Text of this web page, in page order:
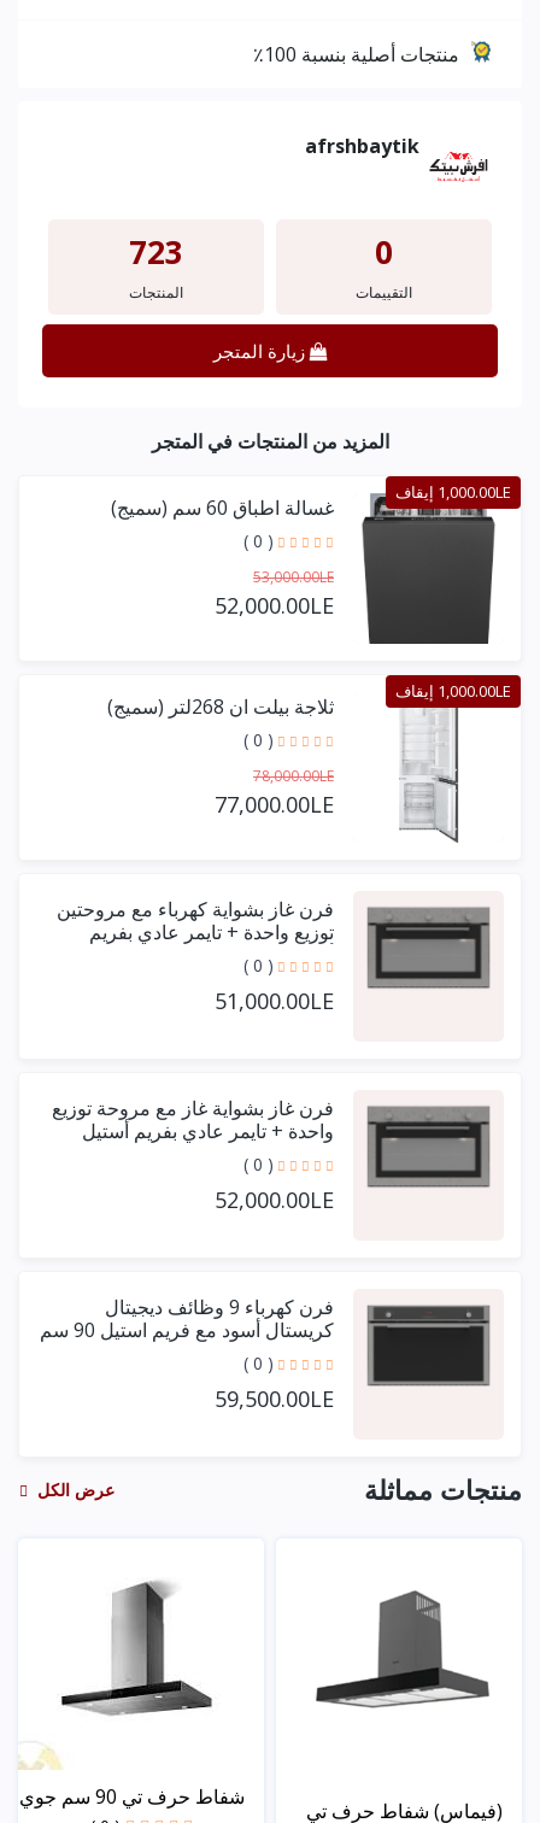
منتجات أصلية بنسبة 100٪
afrshbaytik
0
التقييمات
723
المنتجات
زيارة المتجر
المزيد من المنتجات في المتجر
1,000.00LE إيقاف
غسالة اطباق 60 سم (سميج)
( 0 )
53,000.00LE
52,000.00LE
1,000.00LE إيقاف
ثلاجة بيلت ان 268لتر (سميج)
( 0 )
78,000.00LE
77,000.00LE
فرن غاز بشواية كهرباء مع مروحتين
توزيع واحدة + تايمر عادي بفريم
أستيل حرف يو 90 سم
( 0 )
51,000.00LE
فرن غاز بشواية غاز مع مروحة توزيع
واحدة + تايمر عادي بفريم أستيل
حرف يو 90 سم
( 0 )
52,000.00LE
فرن كهرباء 9 وظائف ديجيتال
كريستال أسود مع فريم استيل 90 سم
+ مروحتين توزيع
( 0 )
59,500.00LE
منتجات مماثلة عرض الكل
(فيماس) شفاط حرف تي
شفاط حرف تي 90 سم جوي